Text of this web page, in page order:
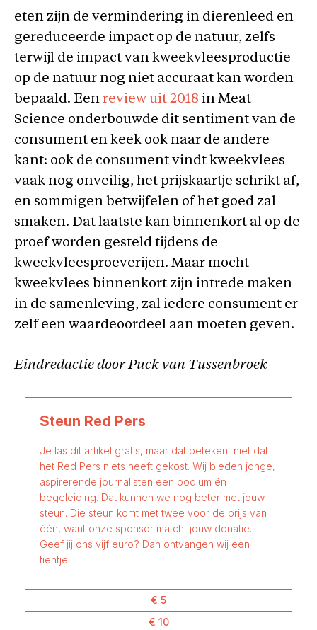
eten zijn de vermindering in dierenleed en
gereduceerde impact op de natuur, zelfs
terwijl de impact van kweekvleesproductie
op de natuur nog niet accuraat kan worden
bepaald. Een review uit 2018 in Meat
Science onderbouwde dit sentiment van de
consument en keek ook naar de andere
kant: ook de consument vindt kweekvlees
vaak nog onveilig, het prijskaartje schrikt af,
en sommigen betwijfelen of het goed zal
smaken. Dat laatste kan binnenkort al op de
proef worden gesteld tijdens de
kweekvleesproeverijen. Maar mocht
kweekvlees binnenkort zijn intrede maken
in de samenleving, zal iedere consument er
zelf een waardeoordeel aan moeten geven.
Eindredactie door Puck van Tussenbroek
Steun Red Pers
Je las dit artikel gratis, maar dat betekent niet dat
het Red Pers niets heeft gekost. Wij bieden jonge,
aspirerende journalisten een podium én
begeleiding. Dat kunnen we nog beter met jouw
steun. Die steun komt met twee voor de prijs van
één, want onze sponsor matcht jouw donatie.
Geef jij ons vijf euro? Dan ontvangen wij een
tientje.
€ 5
€ 10